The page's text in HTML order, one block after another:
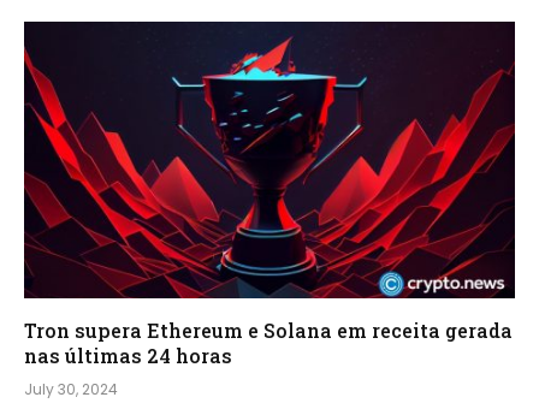
Tron supera Ethereum e Solana em receita gerada
nas últimas 24 horas
July 30, 2024